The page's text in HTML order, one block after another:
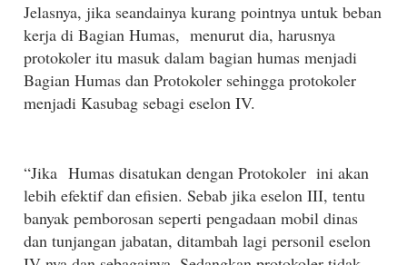
Jelasnya, jika seandainya kurang pointnya untuk beban
kerja di Bagian Humas, menurut dia, harusnya
protokoler itu masuk dalam bagian humas menjadi
Bagian Humas dan Protokoler sehingga protokoler
menjadi Kasubag sebagi eselon IV.
“Jika Humas disatukan dengan Protokoler ini akan
lebih efektif dan efisien. Sebab jika eselon III, tentu
banyak pemborosan seperti pengadaan mobil dinas
dan tunjangan jabatan, ditambah lagi personil eselon